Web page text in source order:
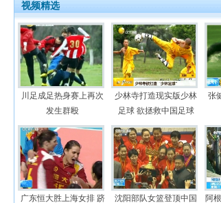
视频精选
川足成足热身赛上再次
发生群殴
少林寺打造现实版少林
足球 欲拯救中国足球
张
广东恒大胜上海女排 跻 沈阳部队女篮登顶中国 阿